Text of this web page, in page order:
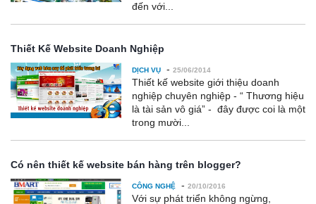
đến với...
Thiết Kế Website Doanh Nghiệp
DỊCH VỤ - 25/06/2014
Thiết kế website giới thiệu doanh
nghiệp chuyên nghiệp - “ Thương hiệu
là tài sản vô giá” - đây được coi là một
trong mười...
Có nên thiết kế website bán hàng trên blogger?
CÔNG NGHỆ - 20/10/2016
Với sự phát triển không ngừng,